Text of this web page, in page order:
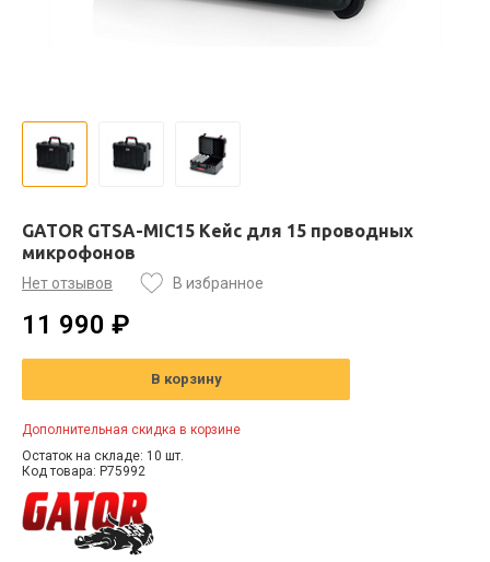
GATOR GTSA-MIC15 Кейс для 15 проводных
микрофонов
Нет отзывов В избранное
11 990 ₽
В корзину
Дополнительная скидка в корзине
Остаток на складе: 10 шт.
Код товара: P75992